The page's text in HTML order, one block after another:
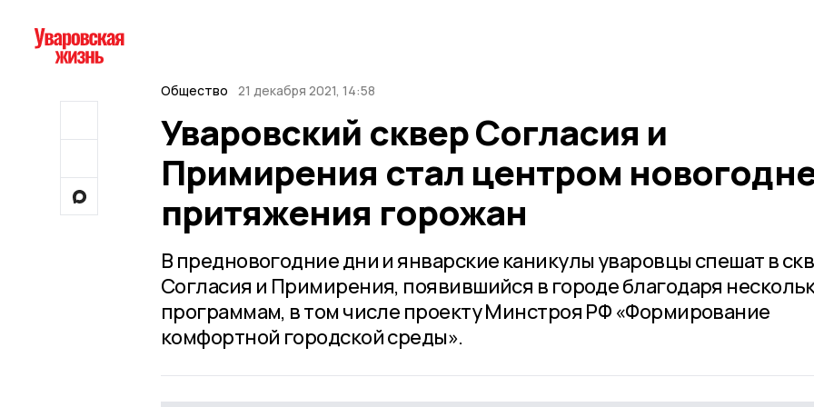
Общество 21 декабря 2021, 14:58
Уваровский сквер Согласия и
Примирения стал центром
притяжения горожан
В предновогодние дни и январские каникулы уваровцы спешат в
Согласия и Примирения, появившийся в городе благодаря
программам, в том числе проекту Минстроя РФ «Формирование
комфортной городской среды».